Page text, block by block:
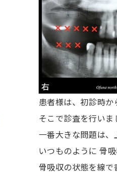
患者様は、初診時
そこで診査を行いま
一番大きな問題は、
いつものように 骨
骨吸収の状態を線で